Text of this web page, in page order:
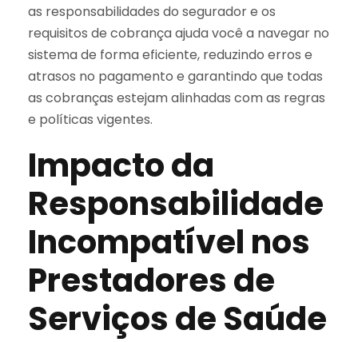
as responsabilidades do segurador e os
requisitos de cobrança ajuda você a navegar no
sistema de forma eficiente, reduzindo erros e
atrasos no pagamento e garantindo que todas
as cobranças estejam alinhadas com as regras
e políticas vigentes.
Impacto da
Responsabilidade
Incompatível nos
Prestadores de
Serviços de Saúde